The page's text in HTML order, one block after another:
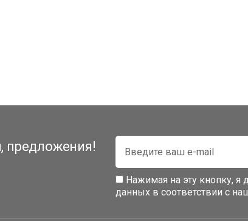
предложения!
Нажимая на эту кнопку, я
данных в соответствии с